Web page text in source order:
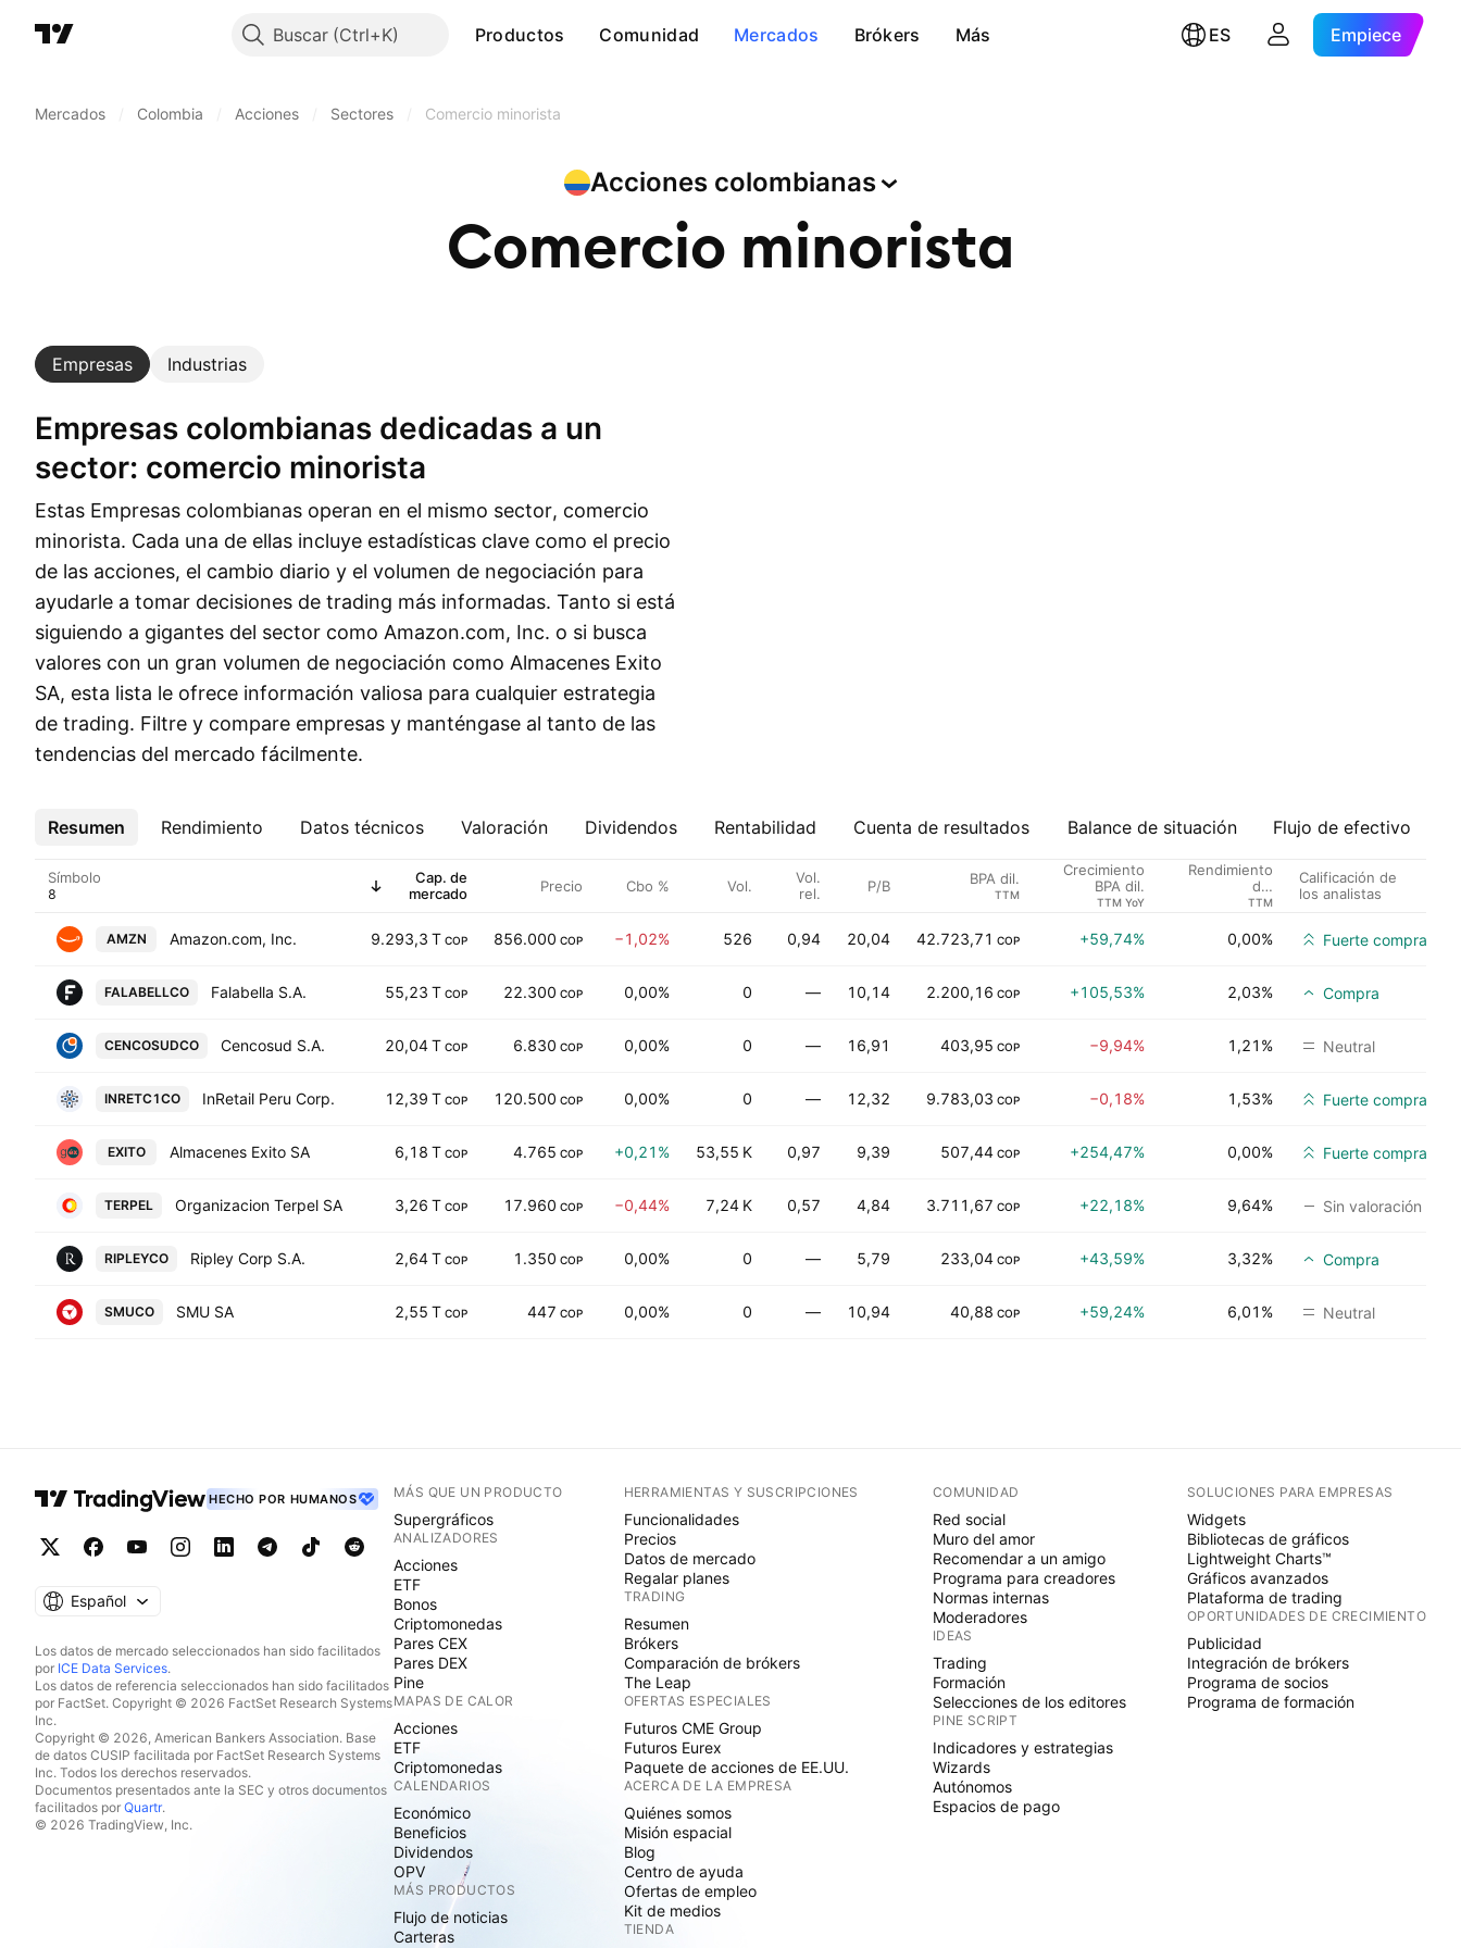
Buscar Productos Comunidad Mercados Brókers Más ES Empiece
Mercados Colombia Acciones Sectores Comercio minorista
Acciones colombianas
Comercio minorista
Empresas Industrias
Empresas colombianas dedicadas a un
sector: comercio minorista
Estas Empresas colombianas operan en el mismo sector, comercio
minorista. Cada una de ellas incluye estadísticas clave como el precio
de las acciones, el cambio diario y el volumen de negociación para
ayudarle a tomar decisiones de trading más informadas. Tanto si está
siguiendo a gigantes del sector como Amazon.com, Inc. o si busca
valores con un gran volumen de negociación como Almacenes Exito
SA, esta lista le ofrece información valiosa para cualquier estrategia
de trading. Filtre y compare empresas y manténgase al tanto de las
tendencias del mercado fácilmente.
Resumen Rendimiento Datos técnicos Valoración Dividendos Rentabilidad Cuenta de resultados Balance de situación Flujo de efectivo
Más
Símbolo
Cap. de
mercado
Precio Cbo % Vol.
Vol.
rel.
P/B BPA dil.
TTM
Crecimiento
BPA dil.
TTM YoY
Rendimiento
del
dividendo %
TTM
Calificación de
los analistas
AMZN Amazon.com, Inc. 9.293,3 T COP 856.000 COP −1,02% 526 0,94 20,04 42.723,71 COP +59,74% 0,00% Fuerte compra
FALABELLCO Falabella S.A. 55,23 T COP 22.300 COP 0,00% 0 — 10,14 2.200,16 COP +105,53% 2,03% Compra
CENCOSUDCO Cencosud S.A. 20,04 T COP 6.830 COP 0,00% 0 — 16,91 403,95 COP −9,94% 1,21% Neutral
INRETC1CO InRetail Peru Corp. 12,39 T COP 120.500 COP 0,00% 0 — 12,32 9.783,03 COP −0,18% 1,53% Fuerte compra
EXITO Almacenes Exito SA 6,18 T COP 4.765 COP +0,21% 53,55 K 0,97 9,39 507,44 COP +254,47% 0,00% Fuerte compra
TERPEL Organizacion Terpel SA 3,26 T COP 17.960 COP −0,44% 7,24 K 0,57 4,84 3.711,67 COP +22,18% 9,64% Sin valoración
RIPLEYCO Ripley Corp S.A. 2,64 T COP 1.350 COP 0,00% 0 — 5,79 233,04 COP +43,59% 3,32% Compra
SMUCO SMU SA 2,55 T COP 447 COP 0,00% 0 — 10,94 40,88 COP +59,24% 6,01% Neutral
HECHO POR HUMANOS
Español
Los datos de mercado seleccionados han sido facilitados
por ICE Data Services.
Los datos de referencia seleccionados han sido facilitados
por FactSet. Copyright © 2026 FactSet Research Systems
Inc.
Copyright © 2026, American Bankers Association. Base
de datos CUSIP facilitada por FactSet Research Systems
Inc. Todos los derechos reservados.
Documentos presentados ante la SEC y otros documentos
facilitados por Quartr.
© 2026 TradingView, Inc.
MÁS QUE UN PRODUCTO
Supergráficos
ANALIZADORES
Acciones
ETF
Bonos
Criptomonedas
Pares CEX
Pares DEX
Pine
MAPAS DE CALOR
Acciones
ETF
Criptomonedas
CALENDARIOS
Económico
Beneficios
Dividendos
OPV
MÁS PRODUCTOS
Flujo de noticias
Carteras
HERRAMIENTAS Y SUSCRIPCIONES
Funcionalidades
Precios
Datos de mercado
Regalar planes
TRADING
Resumen
Brókers
Comparación de brókers
The Leap
OFERTAS ESPECIALES
Futuros CME Group
Futuros Eurex
Paquete de acciones de EE.UU.
ACERCA DE LA EMPRESA
Quiénes somos
Misión espacial
Blog
Centro de ayuda
Ofertas de empleo
Kit de medios
TIENDA
COMUNIDAD
Red social
Muro del amor
Recomendar a un amigo
Programa para creadores
Normas internas
Moderadores
IDEAS
Trading
Formación
Selecciones de los editores
PINE SCRIPT
Indicadores y estrategias
Wizards
Autónomos
Espacios de pago
SOLUCIONES PARA EMPRESAS
Widgets
Bibliotecas de gráficos
Lightweight Charts™
Gráficos avanzados
Plataforma de trading
OPORTUNIDADES DE CRECIMIENTO
Publicidad
Integración de brókers
Programa de socios
Programa de formación